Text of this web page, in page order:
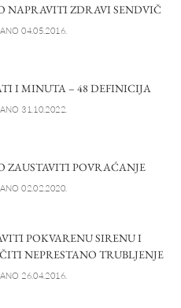
NAPRAVITI ZDRAVI SENDVIČ
04.05.2016.
I MINUTA – 48 DEFINICIJA
31.10.2022.
ZAUSTAVITI POVRAĆANJE
02.02.2020.
POKVARENU SIRENU I
NEPRESTANO TRUBLJENJE
26.04.2016.